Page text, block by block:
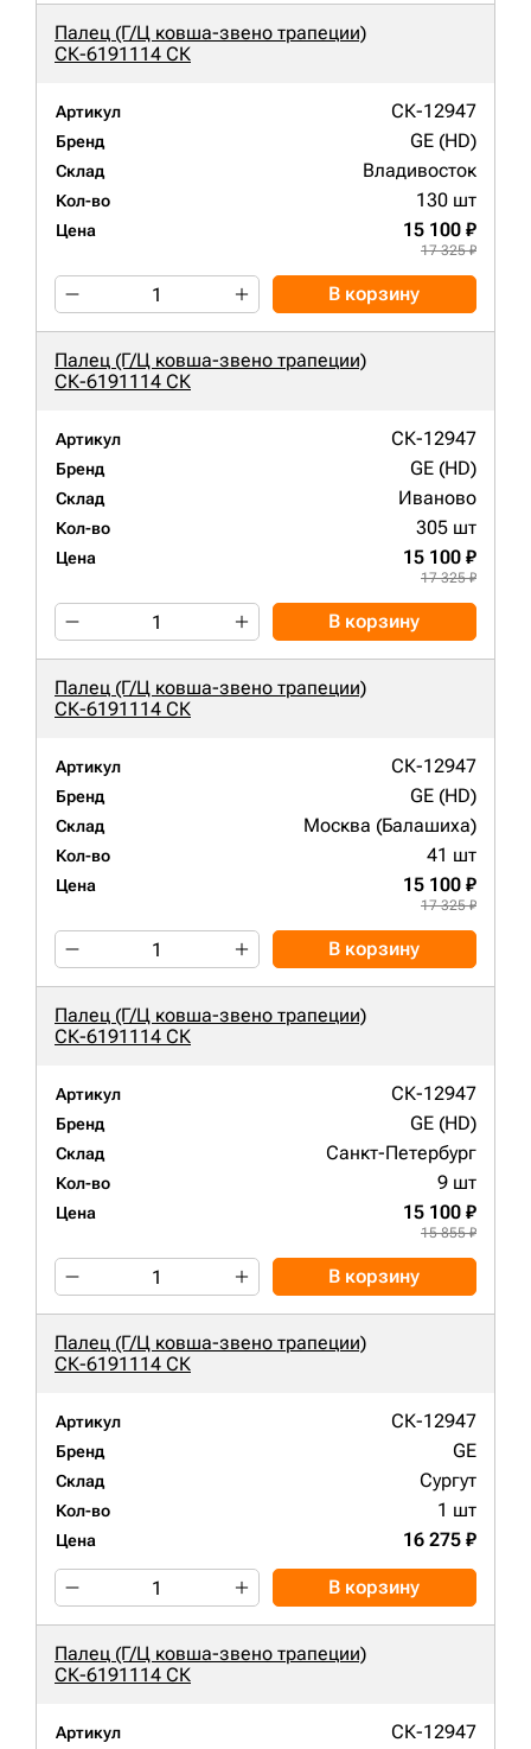
Палец (Г/Ц ковша-звено трапеции)
СК-6191114 СК
Артикул СК-12947
Бренд GE (HD)
Склад Владивосток
Кол-во 130 шт
Цена 15 100 ₽
17 325 ₽
В корзину
Палец (Г/Ц ковша-звено трапеции)
СК-6191114 СК
Артикул СК-12947
Бренд GE (HD)
Склад Иваново
Кол-во 305 шт
Цена 15 100 ₽
17 325 ₽
В корзину
Палец (Г/Ц ковша-звено трапеции)
СК-6191114 СК
Артикул СК-12947
Бренд GE (HD)
Склад Москва (Балашиха)
Кол-во 41 шт
Цена 15 100 ₽
17 325 ₽
В корзину
Палец (Г/Ц ковша-звено трапеции)
СК-6191114 СК
Артикул СК-12947
Бренд GE (HD)
Склад Санкт-Петербург
Кол-во 9 шт
Цена 15 100 ₽
15 855 ₽
В корзину
Палец (Г/Ц ковша-звено трапеции)
СК-6191114 СК
Артикул СК-12947
Бренд GE
Склад Сургут
Кол-во 1 шт
Цена 16 275 ₽
В корзину
Палец (Г/Ц ковша-звено трапеции)
СК-6191114 СК
Артикул СК-12947